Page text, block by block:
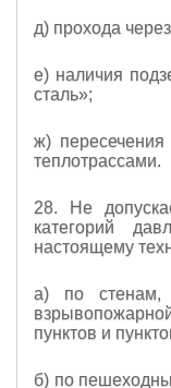
д) прохода
е) наличия
сталь»;
ж)
теплотрассами.
28. Не
категорий
настоящему
а) по
пунктов и
б) по